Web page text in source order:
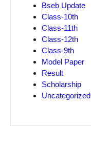
Bseb Update
Class-10th
Class-11th
Class-12th
Class-9th
Model Paper
Result
Scholarship
Uncategorized